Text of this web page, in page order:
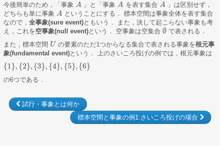
今後簡単のため，「事象 A
A 」と「事象 A
A を表す集合 A
A
」は区別せず，
どちらも単に事象 A
A ということにする． 標本空間は事象全体を表す集合
なので， 全事象(sure event)ともいう． また，決して起こらない事象も考
え，これを空事象(null event)という． 空事象は空集合 ∅
∅ で表される．
また，標本空間 U
U の要素のただ1つからなる集合で表される事象を根元事
象(fundamental event)という． 上のさいころ投げの例では，根元事象は
{1}, {2},{3}, {4}, {5},{6}
{1} {2 }, {3 },{ 4 }, 5} ,{ 6}
の6つである．
試行・事象とは何か
標本空間と事象の例1:さいころ投げの場合